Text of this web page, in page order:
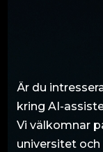
Är du
kring AI-
Vi välkomnar
universitet